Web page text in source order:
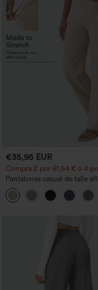
€35,95 EUR
Compra 2 por 61,54 € o 4
Pantalones casual de talle
recta con tacto de lino y